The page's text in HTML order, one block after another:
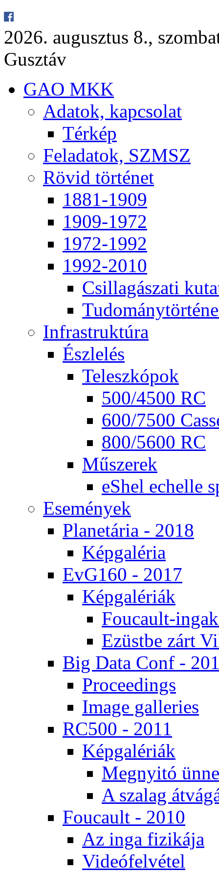
2026. au­gusz­tus 8.,
Gusz­táv
GAO MKK
Ada­tok, kap­cso­lat
Tér­kép
Fel­ada­tok, SZMSZ
Rö­vid tör­té­net
1881-1909
1909-1972
1972-1992
1992-2010
Csil­la­gá­sza­ti
Inf­ra­struk­tú­ra
Ész­le­lés
Te­lesz­kó­pok
500/4500 RC
600/7500
800/5600 RC
Mű­sze­rek
eS­hel echel­le
Ese­mé­nyek
Pla­ne­tá­ria - 2018
Kép­ga­lé­ria
EvG160 - 2017
Kép­ga­lé­ri­ák
Fo­u­ca­ult-
Ezüst­be zárt
Big Da­ta Conf -
Pro­ce­e­dings
Image gal­le­ri­es
RC500 - 2011
Kép­ga­lé­ri­ák
Meg­nyi­tó
A sza­lag
Fo­u­ca­ult - 2010
Az in­ga fi­zi­ká­ja
Vi­de­ó­fel­vé­tel